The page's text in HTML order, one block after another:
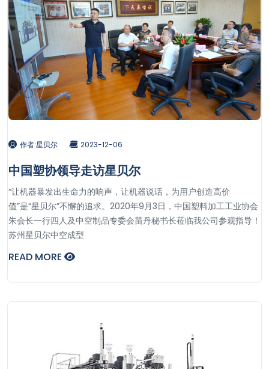
作者:星贝尔 2023-12-06
中国塑协领导走访星贝尔
“让机器暴发出生命力的响声，让机器说话，为用户创造高价
值”是“星贝尔”不懈的追求。2020年9月3日，中国塑料加工工业协会
朱会长一行四人及中空制品专委会苗丹秘书长莅临我公司参观指导！
苏州星贝尔中空成型
READ MORE